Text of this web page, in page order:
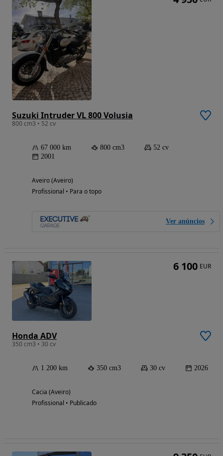
Suzuki Intruder VL 800 Volusia
800 cm3 • 52 cv
67 000 km 800 cm3
52 cv
2001
Aveiro (Aveiro)
Profissional • Para o topo
Ver anúncios
Honda ADV
350 cm3 • 30 cv
1 200 km 350 cm3 30 cv 2026
Cacia (Aveiro)
Profissional • Publicado
6 100 EUR